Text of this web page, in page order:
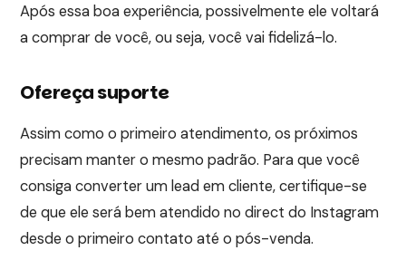
Após essa boa experiência, possivelmente ele voltará
a comprar de você, ou seja, você vai fidelizá-lo.
Ofereça suporte
Assim como o primeiro atendimento, os próximos
precisam manter o mesmo padrão. Para que você
consiga converter um lead em cliente, certifique-se
de que ele será bem atendido no direct do Instagram
desde o primeiro contato até o pós-venda.